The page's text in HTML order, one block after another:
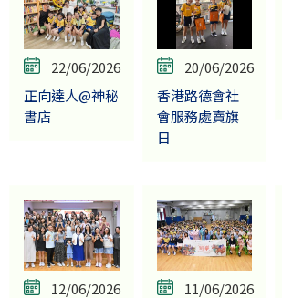
22/06/2026
正向達人@神秘
書店
20/06/2026
香港路德會社
會服務處賣旗
日
12/06/2026 11/06/2026